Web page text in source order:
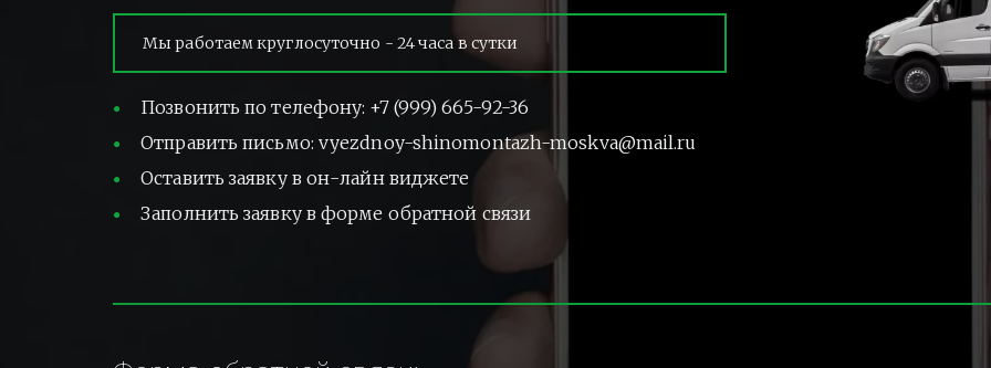
Мы работаем круглосуточно - 24 часа в сутки
Позвонить по телефону: +7 (999) 665-92-36
Отправить письмо: vyezdnoy-shinomontazh-moskva@mail.ru
Оставить заявку в он-лайн виджете
Заполнить заявку в форме обратной связи